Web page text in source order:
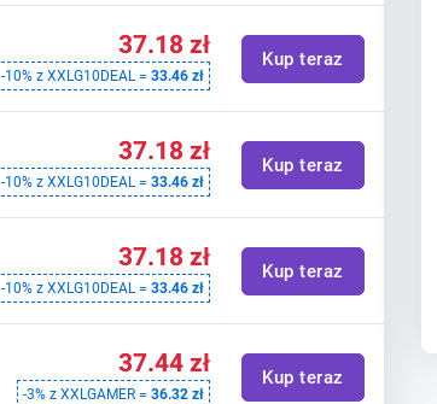
37.18 zł
-10% z XXLG10DEAL =33.46 zł
Kup teraz
37.18 zł
-10% z XXLG10DEAL =33.46 zł
Kup teraz
37.18 zł
-10% z XXLG10DEAL =33.46 zł
Kup teraz
37.44 zł
-3% z XXLGAMER =36.32 zł
Kup teraz